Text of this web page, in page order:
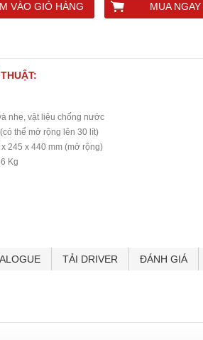
VÀO GIỎ HÀNG MUA NGAY
nhẹ, vật liệu chống nước
thể mở rộng lên 30 lít)
245 x 440 mm (mở rộng)
Kg
TẢI DRIVER ĐÁNH GIÁ